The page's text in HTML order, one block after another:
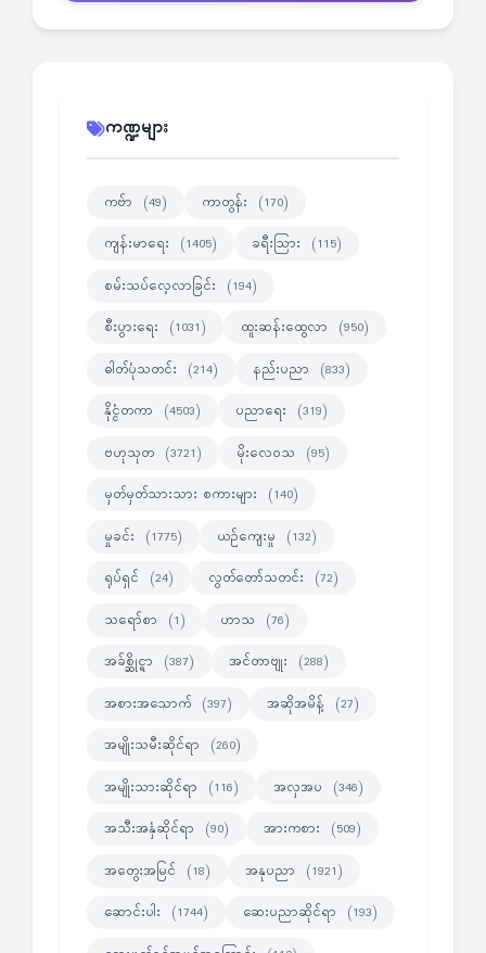
ကဏ္ဍများ
ကဗ်ာ (49) ကာတွန်း (170)
ကျန်းမာရေး (1405) ခရီးသြား (115)
စမ်းသပ်လေ့လာခြင်း (194)
စီးပွားရေး (1031) ထူးဆန်းထွေလာ (950)
ဓါတ်ပုံသတင်း (214) နည်းပညာ (833)
နိုင္ငံတကာ (4503) ပညာရေး (319)
ဗဟုသုတ (3721) မိုးလေဝသ (95)
မှတ်မှတ်သားသား စကားများ (140)
မှုခင်း (1775) ယဉ်ကျေးမှု (132)
ရုပ်ရှင် (24) လွတ်တော်သတင်း (72)
သရော်စာ (1) ဟာသ (76)
အခ်စ္ဆိုင္ရာ (387) အင်တာဗျုး (288)
အစားအသောက် (397) အဆိုအမိန့် (27)
အမျိုးသမီးဆိုင်ရာ (260)
အမျိုးသားဆိုင်ရာ (116) အလှအပ (346)
အသီးအနှံဆိုင်ရာ (90) အားကစား (509)
အတွေးအမြင် (18) အနုပညာ (1921)
ဆောင်းပါး (1744) ဆေးပညာဆိုင်ရာ (193)